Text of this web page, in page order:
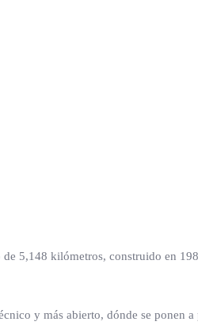
5,148 kilómetros, construido en
y más abierto, dónde se ponen